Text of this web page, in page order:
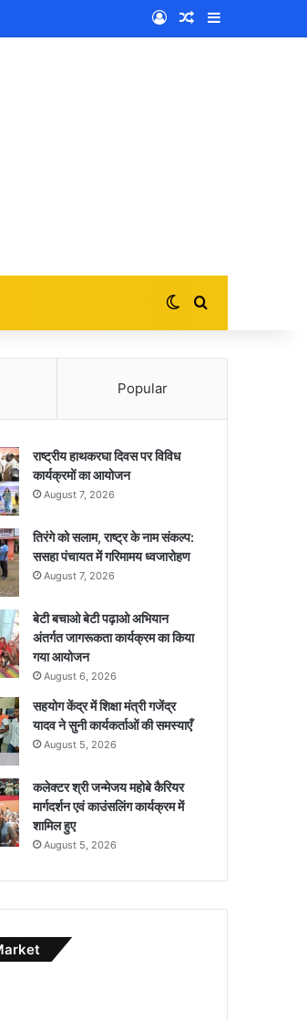
Log InRandom Article
Switch skin
Popular
राष्ट्रीय हाथकरघा दिवस पर विविध
कार्यक्रमों का आयोजन
August 7, 2026
तिरंगे को सलाम, राष्ट्र के नाम संकल्प:
ससहा पंचायत में गरिमामय ध्वजारोहण
August 7, 2026
बेटी बचाओ बेटी पढ़ाओ अभियान
अंतर्गत जागरूकता कार्यक्रम का किया
गया आयोजन
August 6, 2026
सहयोग केंद्र में शिक्षा मंत्री गजेंद्र
यादव ने सुनी कार्यकर्ताओं की समस्याएँ
August 5, 2026
कलेक्टर श्री जन्मेजय महोबे कैरियर
मार्गदर्शन एवं काउंसलिंग कार्यक्रम में
शामिल हुए
August 5, 2026